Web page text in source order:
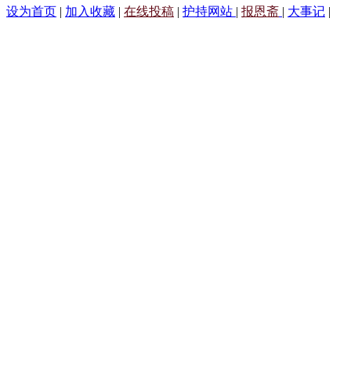
设为首页 | 加入收藏 | 在线投稿 | 护持网站 | 报恩斋 | 大事记 |